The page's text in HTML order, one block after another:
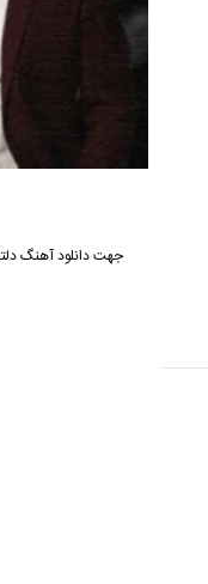
جهت دانلود آهنگ